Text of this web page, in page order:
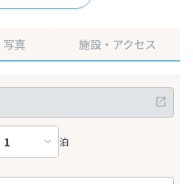
写真 施設・アクセス
泊